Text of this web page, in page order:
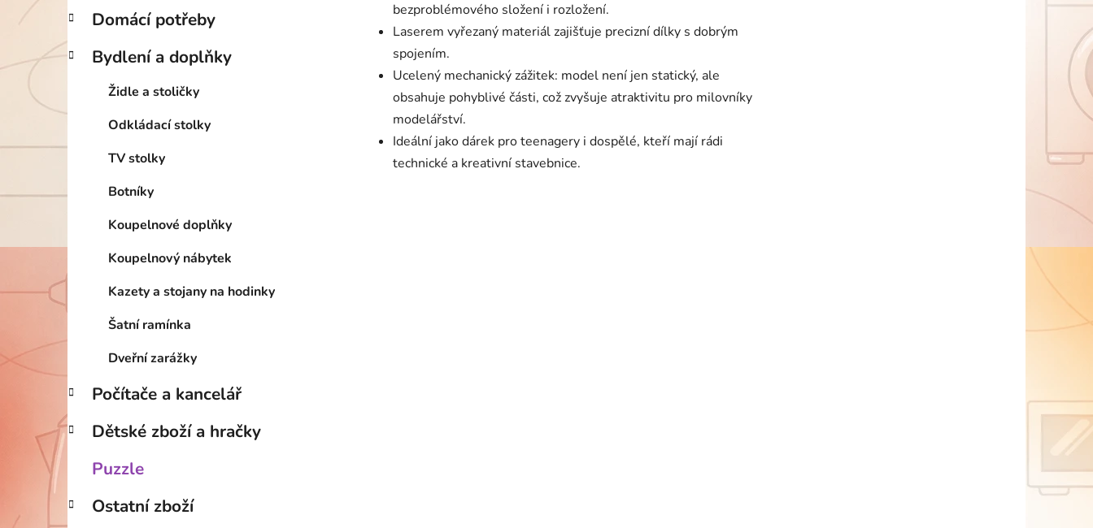
Domácí potřeby
Bydlení a doplňky
Židle a stoličky
Odkládací stolky
TV stolky
Botníky
Koupelnové doplňky
Koupelnový nábytek
Kazety a stojany na hodinky
Šatní ramínka
Dveřní zarážky
Počítače a kancelář
Dětské zboží a hračky
Puzzle
Ostatní zboží
bezproblémového složení i rozložení.
Laserem vyřezaný materiál zajišťuje precizní dílky s dobrým
spojením.
Ucelený mechanický zážitek: model není jen statický, ale
obsahuje pohyblivé části, což zvyšuje atraktivitu pro milovníky
modelářství.
Ideální jako dárek pro teenagery i dospělé, kteří mají rádi
technické a kreativní stavebnice.